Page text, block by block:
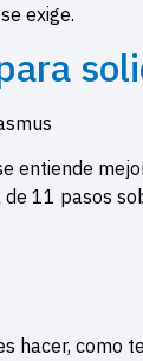
exige.
entiende
11 pasos
hacer, como